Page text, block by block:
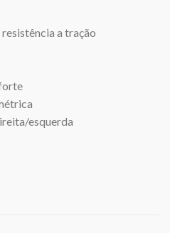
a tração
esquerda